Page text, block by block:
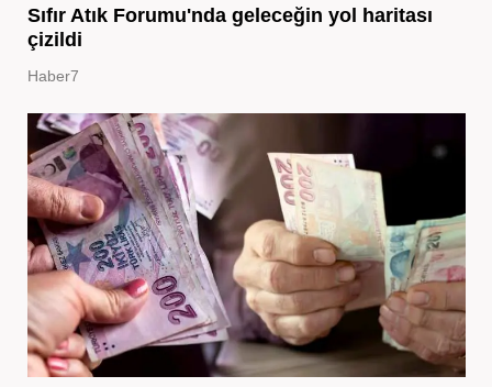
Sıfır Atık Forumu'nda geleceğin yol haritası
çizildi
Haber7